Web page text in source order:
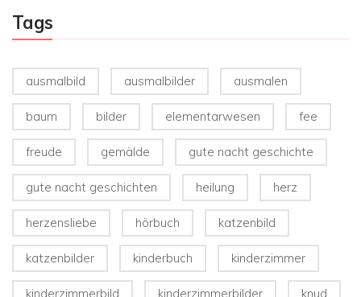
Tags
ausmalbild ausmalbilder ausmalen
baum bilder elementarwesen fee
freude gemälde gute nacht geschichte
gute nacht geschichten heilung herz
herzensliebe hörbuch katzenbild
katzenbilder kinderbuch kinderzimmer
kinderzimmerbild kinderzimmerbilder knud